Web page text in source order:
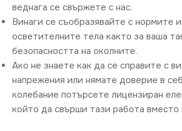
веднага се свържете с нас.
Винаги се съобразявайте с нормите
осветителните тела както за ваша
безопасността на околните.
Ако не знаете как да се справите с
напрежения или нямате доверие в
колебание потърсете лицензиран
който да свърши тази работа вместо